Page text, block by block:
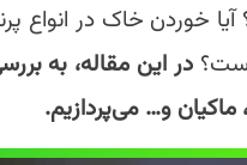
آیا خوردن خاک در انواع
در این مقاله، به
و… می‌پردازیم.